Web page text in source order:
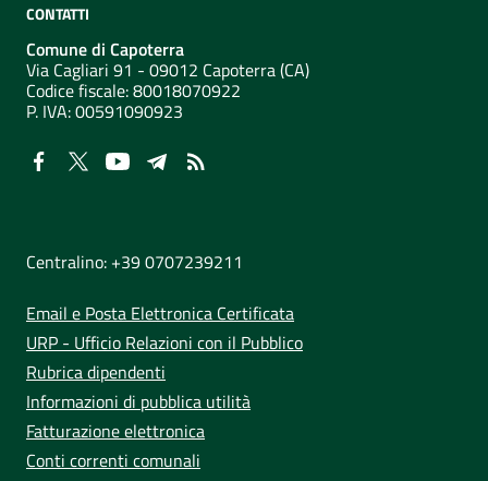
CONTATTI
Comune di Capoterra
Via Cagliari 91 - 09012 Capoterra (CA)
Codice fiscale: 80018070922
P. IVA:00591090923
Centralino: +39 0707239211
Email e Posta Elettronica Certificata
URP - Ufficio Relazioni con il Pubblico
Rubrica dipendenti
Informazioni di pubblica utilità
Fatturazione elettronica
Conti correnti comunali